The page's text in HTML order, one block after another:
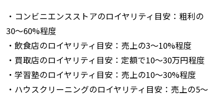
・コンビニエンスストアのロイヤリティ目安：粗利の
30～60%程度
・飲食店のロイヤリティ目安：売上の3～10%程度
・買取店のロイヤリティ目安：定額で10〜30万円程度
・学習塾のロイヤリティ目安：売上の10～30%程度
・ハウスクリーニングのロイヤリティ目安：売上の5～